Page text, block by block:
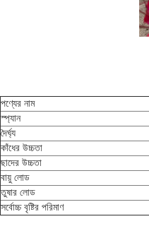
পণ্যের নাম
স্প্যান
দৈর্ঘ্য
কাঁধের উচ্চতা
ছাদের উচ্চতা
বায়ু লোড
তুষার লোড
সর্বোচ্চ বৃষ্টির পরিমাণ